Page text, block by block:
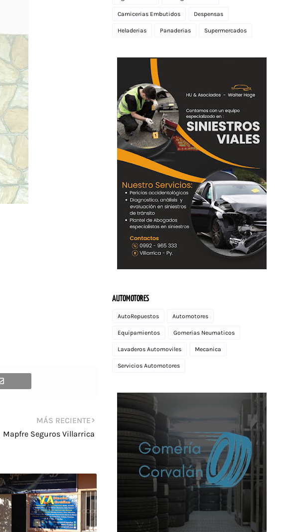
MÁS RECIENTE
Mapfre Seguros Villarrica
Carnicerias Embutidos Despensas
Heladerias Panaderias Supermercados
AUTOMOTORES
AutoRepuestos Automotores
Equipamientos Gomerias Neumaticos
Lavaderos Automoviles Mecanica
Servicios Automotores